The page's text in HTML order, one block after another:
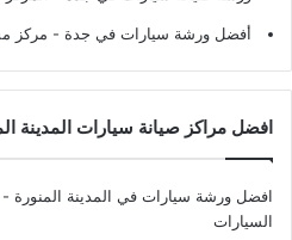
أفضل ورشة سيارات في جدة - مركز
افضل مراكز صيانة سيارات المدينة
افضل ورشة سيارات في المدينة المنورة -
السيارات